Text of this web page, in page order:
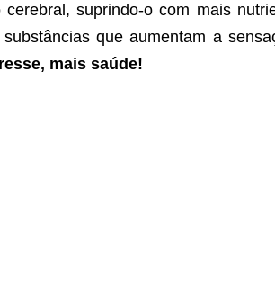
suprindo-o com mais
que aumentam a
mais saúde!